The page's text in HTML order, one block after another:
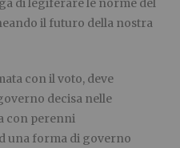
di legiferare le norme del
il futuro della nostra
con il voto, deve
decisa nelle
con perenni
una forma di governo